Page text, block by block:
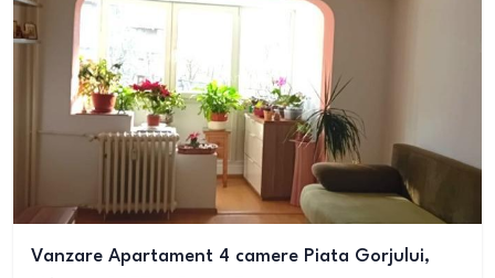
Vanzare Apartament 4 camere Piata Gorjului,